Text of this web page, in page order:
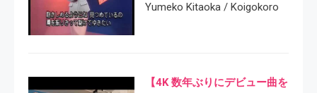
Yumeko Kitaoka / Koigokoro
【4K 数年ぶりにデビュー曲を